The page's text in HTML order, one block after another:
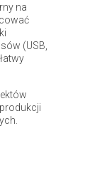
na
(USB,